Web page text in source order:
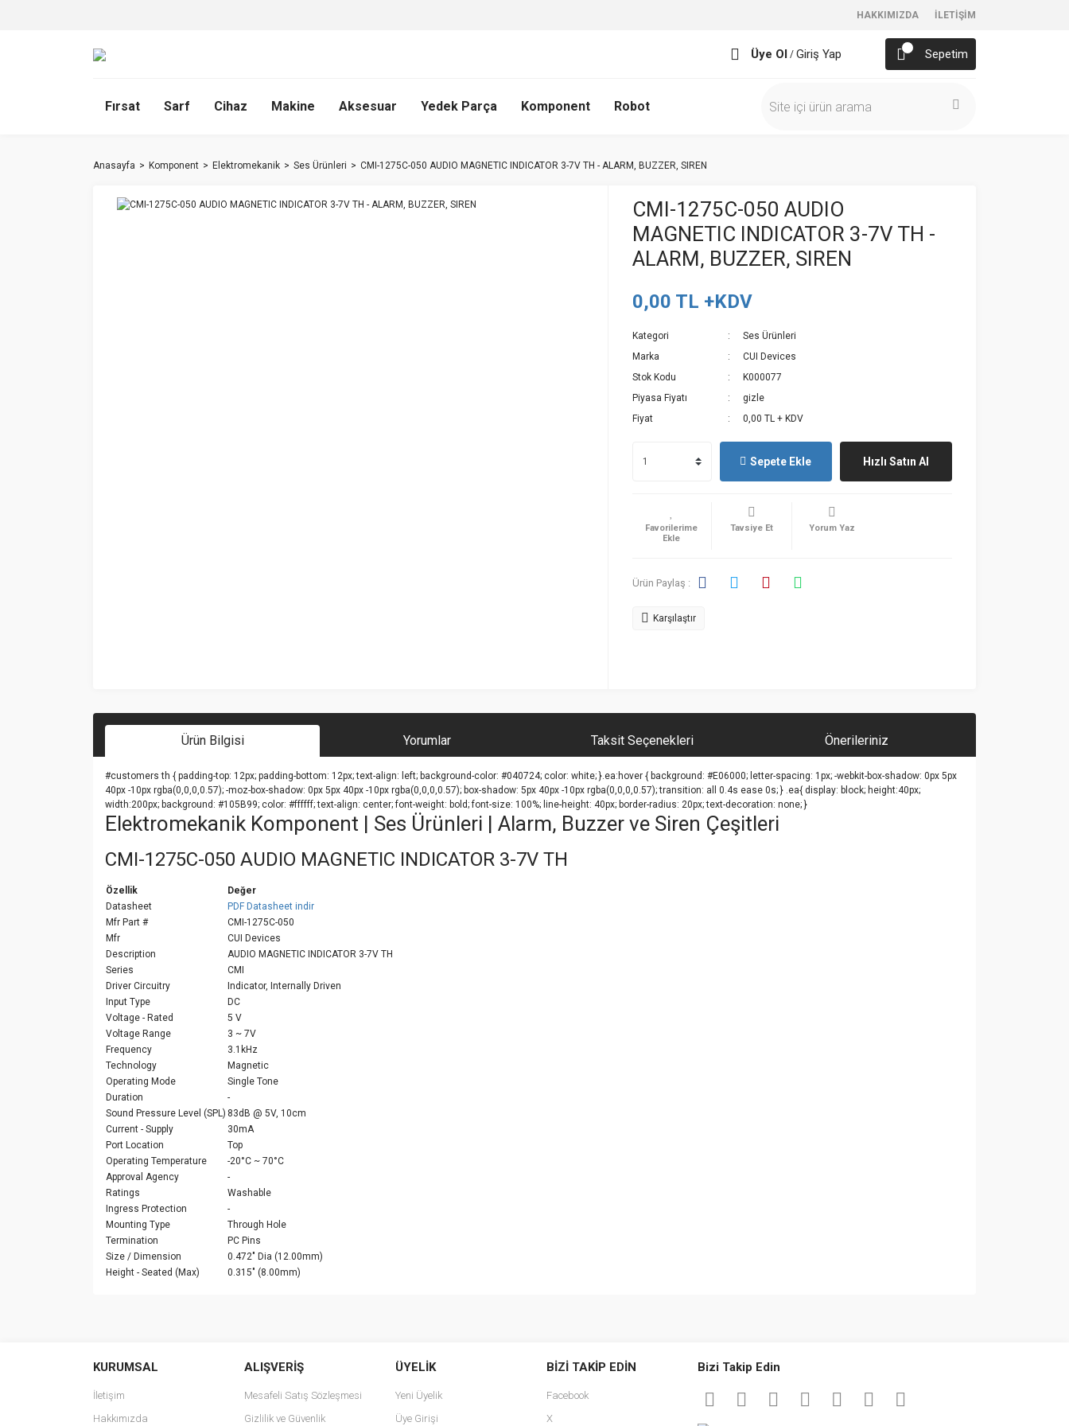
HAKKIMIZDA İLETİŞİM
Üye Ol / Giriş Yap Sepetim
Fırsat Sarf Cihaz Makine Aksesuar Yedek Parça Komponent Robot
Anasayfa Komponent Elektromekanik Ses Ürünleri CMI-1275C-050 AUDIO MAGNETIC INDICATOR 3-7V TH - ALARM, BUZZER, SIREN
CMI-1275C-050 AUDIO
MAGNETIC INDICATOR 3-7V TH -
ALARM, BUZZER, SIREN
0,00 TL +KDV
Kategori
Ses Ürünleri
Marka
CUI Devices
Stok Kodu
K000077
Piyasa Fiyatı
gizle
Fiyat
0,00 TL + KDV
Sepete Ekle Hızlı Satın Al
Tavsiye Et Yorum Yaz
Ürün Paylaş :
Karşılaştır
Ürün Bilgisi Yorumlar Taksit Seçenekleri Önerileriniz
#customers th { padding-top: 12px; padding-bottom: 12px; text-align: left; background-color: #040724; color: white; }.ea:hover { background: #E06000; letter-spacing: 1px; -webkit-box-shadow: 0px 5px
40px -10px rgba(0,0,0,0.57); -moz-box-shadow: 0px 5px 40px -10px rgba(0,0,0,0.57); box-shadow: 5px 40px -10px rgba(0,0,0,0.57); transition: all 0.4s ease 0s; } .ea{ display: block; height:40px;
width:200px; background: #105B99; color: #ffffff; text-align: center; font-weight: bold; font-size: 100%; line-height: 40px; border-radius: 20px; text-decoration: none; }
Elektromekanik Komponent | Ses Ürünleri | Alarm, Buzzer ve Siren Çeşitleri
CMI-1275C-050 AUDIO MAGNETIC INDICATOR 3-7V TH
Özellik
Değer
Datasheet
PDF Datasheet indir
Mfr Part #
CMI-1275C-050
Mfr
CUI Devices
Description
AUDIO MAGNETIC INDICATOR 3-7V TH
Series
CMI
Driver Circuitry
Indicator, Internally Driven
Input Type
DC
Voltage - Rated
5 V
Voltage Range
3 ~ 7V
Frequency
3.1kHz
Technology
Magnetic
Operating Mode
Single Tone
Duration
-
Sound Pressure Level (SPL) 83dB @ 5V, 10cm
Current - Supply
30mA
Port Location
Top
Operating Temperature
-20°C ~ 70°C
Approval Agency
-
Ratings
Washable
Ingress Protection
-
Mounting Type
Through Hole
Termination
PC Pins
Size / Dimension
0.472" Dia (12.00mm)
Height - Seated (Max)
0.315" (8.00mm)
Ürün resmi kalitesiz, bozuk veya görüntülenemiyor.
Ürün açıklamasında eksik bilgiler bulunuyor.
Ürün bilgilerinde hatalar bulunuyor.
KURUMSAL
İletişim
Hakkımızda
ALIŞVERİŞ
Mesafeli Satış Sözleşmesi
Gizlilik ve Güvenlik
ÜYELİK
Yeni Üyelik
Üye Girişi
BİZİ TAKİP EDİN
Facebook
X
Bizi Takip Edin